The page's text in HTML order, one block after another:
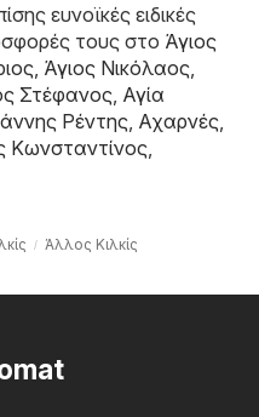
ευνοϊκές ειδικές
τους στο Άγιος
Άγιος Νικόλαος
Στέφανος Αγία
Ρέντης Αχαρνές
Κωνσταντίνος
Άλλος Κιλκίς